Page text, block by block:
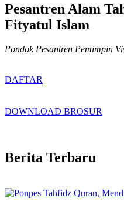
Pesantren Alam
Fityatul Islam
Pondok Pesantren Pemimpin
DAFTAR
DOWNLOAD BROSUR
Berita Terbaru